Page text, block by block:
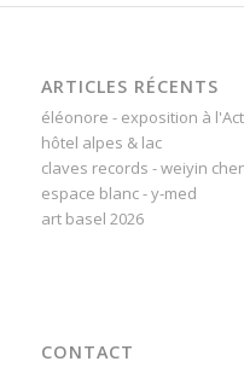
ARTICLES RÉCENTS
éléonore - exposition à
hôtel alpes & lac
claves records - weiyin
espace blanc - y-med
art basel 2026
CONTACT